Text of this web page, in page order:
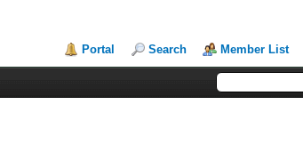
Portal Search Member List